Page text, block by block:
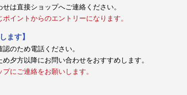
は直接ショップへご連絡ください。
イントからのエントリーになります。
ます】
のため電話ください。
夕方以降にお問い合わせをおすすめします。
にご連絡をお願いします。